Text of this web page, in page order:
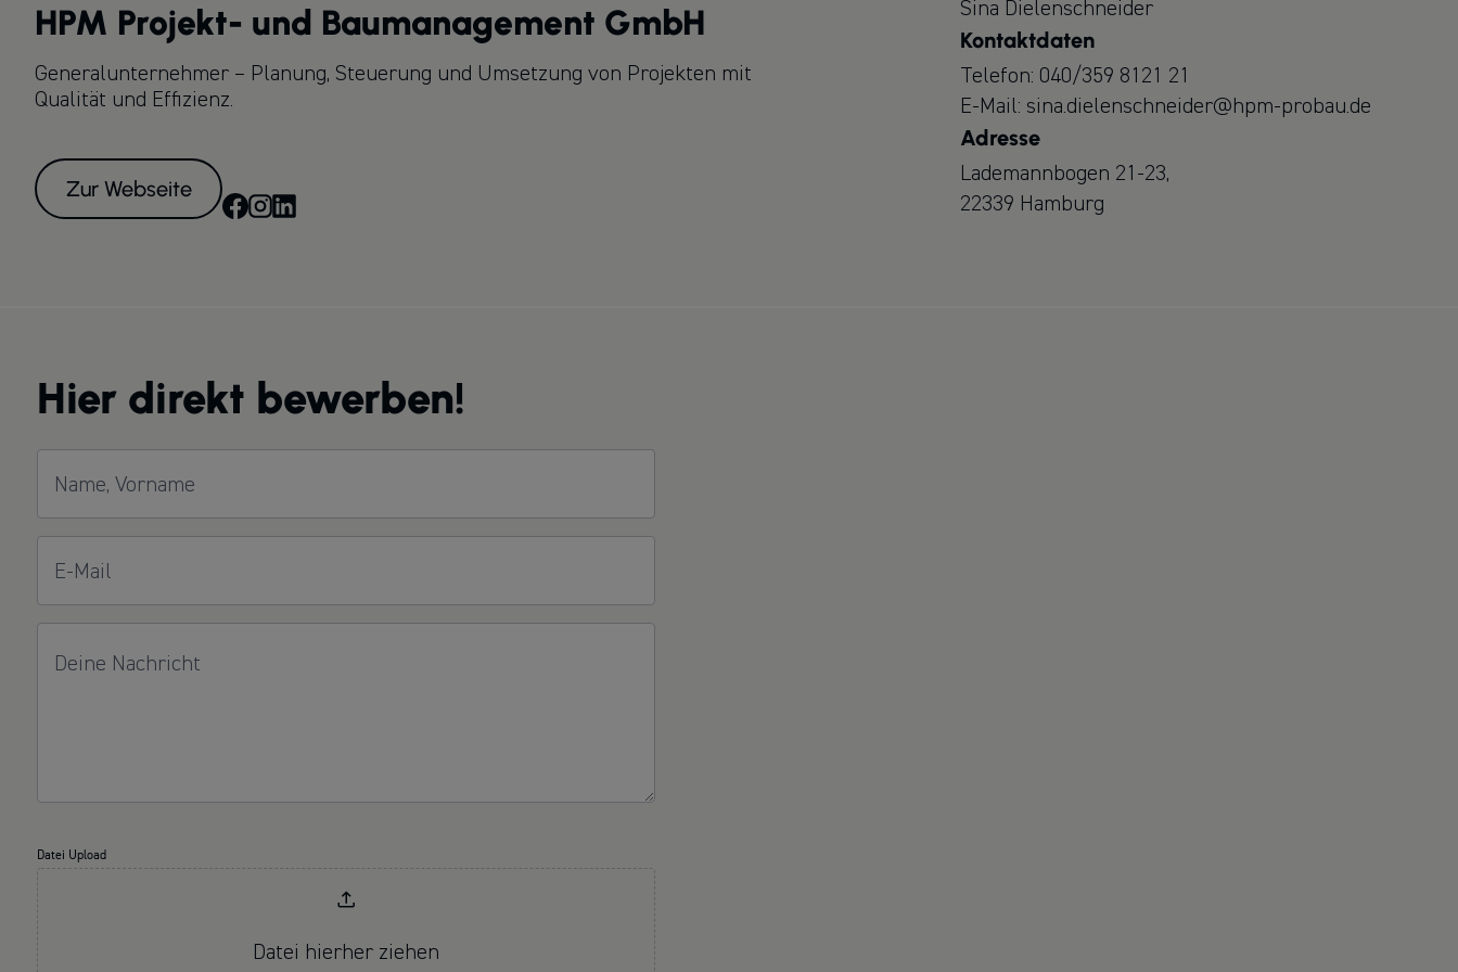
HPM Projekt- und Baumanagement GmbH
Generalunternehmer – Planung, Steuerung und Umsetzung von Projekten mit
Qualität und Effizienz.
Zur Webseite
Sina Dielenschneider
Kontaktdaten
Telefon: 040/359 8121 21
E-Mail: sina.dielenschneider@hpm-probau.de
Adresse
Lademannbogen 21-23,
22339 Hamburg
Hier direkt bewerben!
Name, Vorname
E-Mail
Deine Nachricht
Datei Upload
Datei hierher ziehen